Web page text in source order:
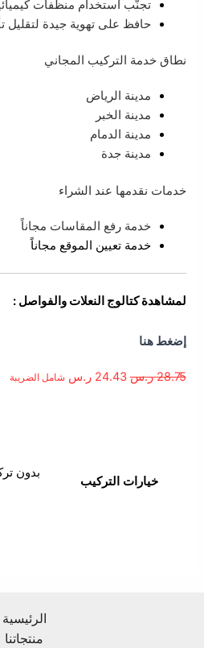
تجنّب استخدام منظفات
حافظ على تهوية جيدة لتقليل
نطاق خدمة التركيب المجاني
مدينة الرياض
مدينة الخبر
مدينة الدمام
مدينة جدة
خدمات نقدمها عند الشراء
خدمة رفع المقاسات مجاناً
خدمة تعيين الموقع مجاناً
لمشاهدة كتالوج النعلات والفواصل :
إضغط هنا
28.75 ر.س 24.43 ر.س شامل الضريبة
خيارات التركيب
بدون
الرئيسية
منتجاتنا